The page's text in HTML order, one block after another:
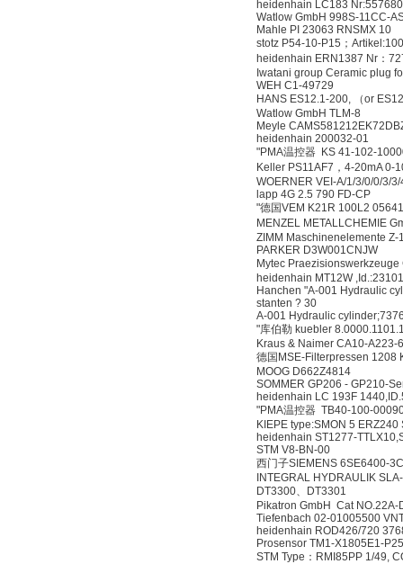
heidenhain LC183
Watlow GmbH 998S-11CC-
Mahle PI 23063 RNSMX 10
stotz P54-10-P15；
heidenhain ERN1387 Nr：
Iwatani group Ceramic plug
WEH C1-49729
HANS ES12.1-200, （or
Watlow GmbH TLM-8
Meyle
heidenhain 200032-01
"PMA温控器 KS 41-102-
Keller PS11AF7，4-20mA 0-
WOERNER VEI-A/1/3/0/0/3/3/
lapp 4G 2.5 790 FD-CP
"德国VEM K21R 100L2
MENZEL METALLCHEMIE
ZIMM Maschinenelemente
PARKER D3W001CNJW
Mytec
heidenhain MT12W
Hanchen "A-001 Hydraulic
stanten ? 30
A-001 Hydraulic
"库伯勒 kuebler
Kraus & Naimer CA10-A223-
德国MSE-Filterpressen 1208
MOOG D662Z4814
SOMMER GP206 - GP210-
heidenhain LC 193F
"PMA温控器 TB40-100-
KIEPE type:SMON 5
heidenhain ST1277-
STM V8-BN-00
西门子SIEMENS 6SE6400-
INTEGRAL HYDRAULIK
DT3300、DT3301
Pikatron GmbH Cat
Tiefenbach 02-01005500
heidenhain ROD426/720
Prosensor TM1-X1805E1-P25
STM Type：RMI85PP 1/49,